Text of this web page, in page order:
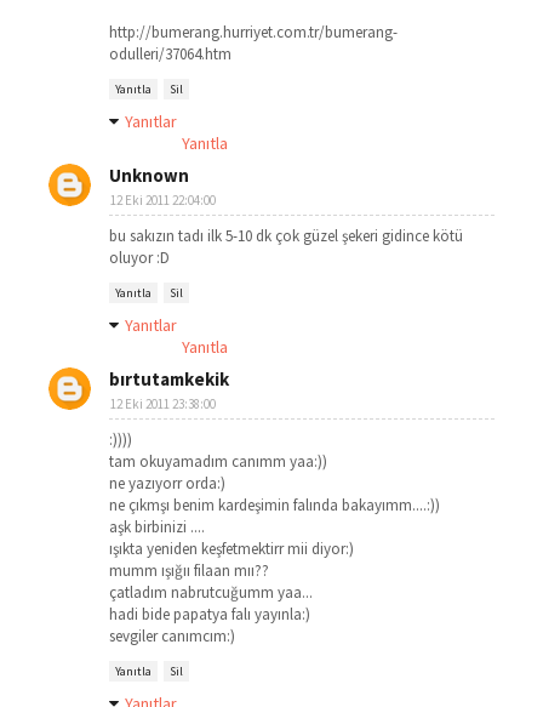
http://bumerang.hurriyet.com.tr/bumerang-
odulleri/37064.htm
Yanıtla Sil
Yanıtlar
Yanıtla
Unknown
12 Eki 2011 22:04:00
bu sakızın tadı ilk 5-10 dk çok güzel şekeri gidince kötü
oluyor :D
Yanıtla Sil
Yanıtlar
Yanıtla
bırtutamkekik
12 Eki 2011 23:38:00
:))))
tam okuyamadım canımm yaa:))
ne yazıyorr orda:)
ne çıkmşı benim kardeşimin falında bakayımm....:))
aşk birbinizi ....
ışıkta yeniden keşfetmektirr mii diyor:)
mumm ışığıı filaan mıı??
çatladım nabrutcuğumm yaa...
hadi bide papatya falı yayınla:)
sevgiler canımcım:)
Yanıtla Sil